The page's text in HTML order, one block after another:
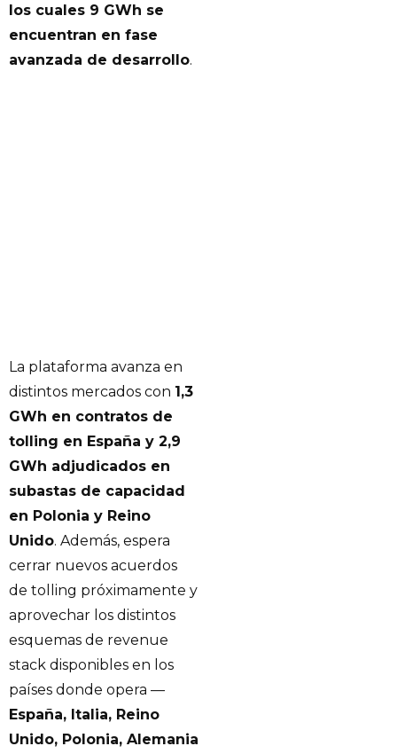
los cuales 9 GWh se
encuentran en fase
avanzada de desarrollo.
La plataforma avanza en
distintos mercados con 1,3
GWh en contratos de
tolling en España y 2,9
GWh adjudicados en
subastas de capacidad
en Polonia y Reino
Unido. Además, espera
cerrar nuevos acuerdos
de tolling próximamente y
aprovechar los distintos
esquemas de revenue
stack disponibles en los
países donde opera —
España, Italia, Reino
Unido, Polonia, Alemania